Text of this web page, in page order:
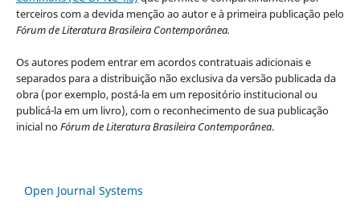
terceiros com a devida menção ao autor e à primeira publicação pelo
Fórum de Literatura Brasileira Contemporânea.
Os autores podem entrar em acordos contratuais adicionais e
separados para a distribuição não exclusiva da versão publicada da
obra (por exemplo, postá-la em um repositório institucional ou
publicá-la em um livro), com o reconhecimento de sua publicação
inicial noFórum de Literatura Brasileira Contemporânea.
Open Journal Systems